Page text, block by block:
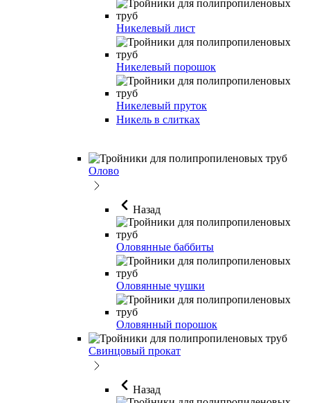
Никелевый лист
Никелевый порошок
Никелевый пруток
Никель в слитках
Олово
Назад
Оловянные баббиты
Оловянные чушки
Оловянный порошок
Свинцовый прокат
Назад